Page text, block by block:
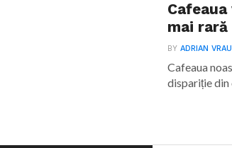
mai rară
BYADRIAN
Cafeaua
dispariție din